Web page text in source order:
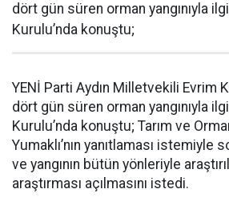
dört gün süren orman yangınıyla
Kurulu’nda konuştu;
YENİ Parti Aydın Milletvekili Evrim
dört gün süren orman yangınıyla
Kurulu’nda konuştu; Tarım ve
Yumaklı’nın yanıtlaması istemiyle
ve yangının bütün yönleriyle
araştırması açılmasını istedi.